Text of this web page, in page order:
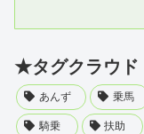
★タグクラウド
あんず 乗馬
騎乗 扶助